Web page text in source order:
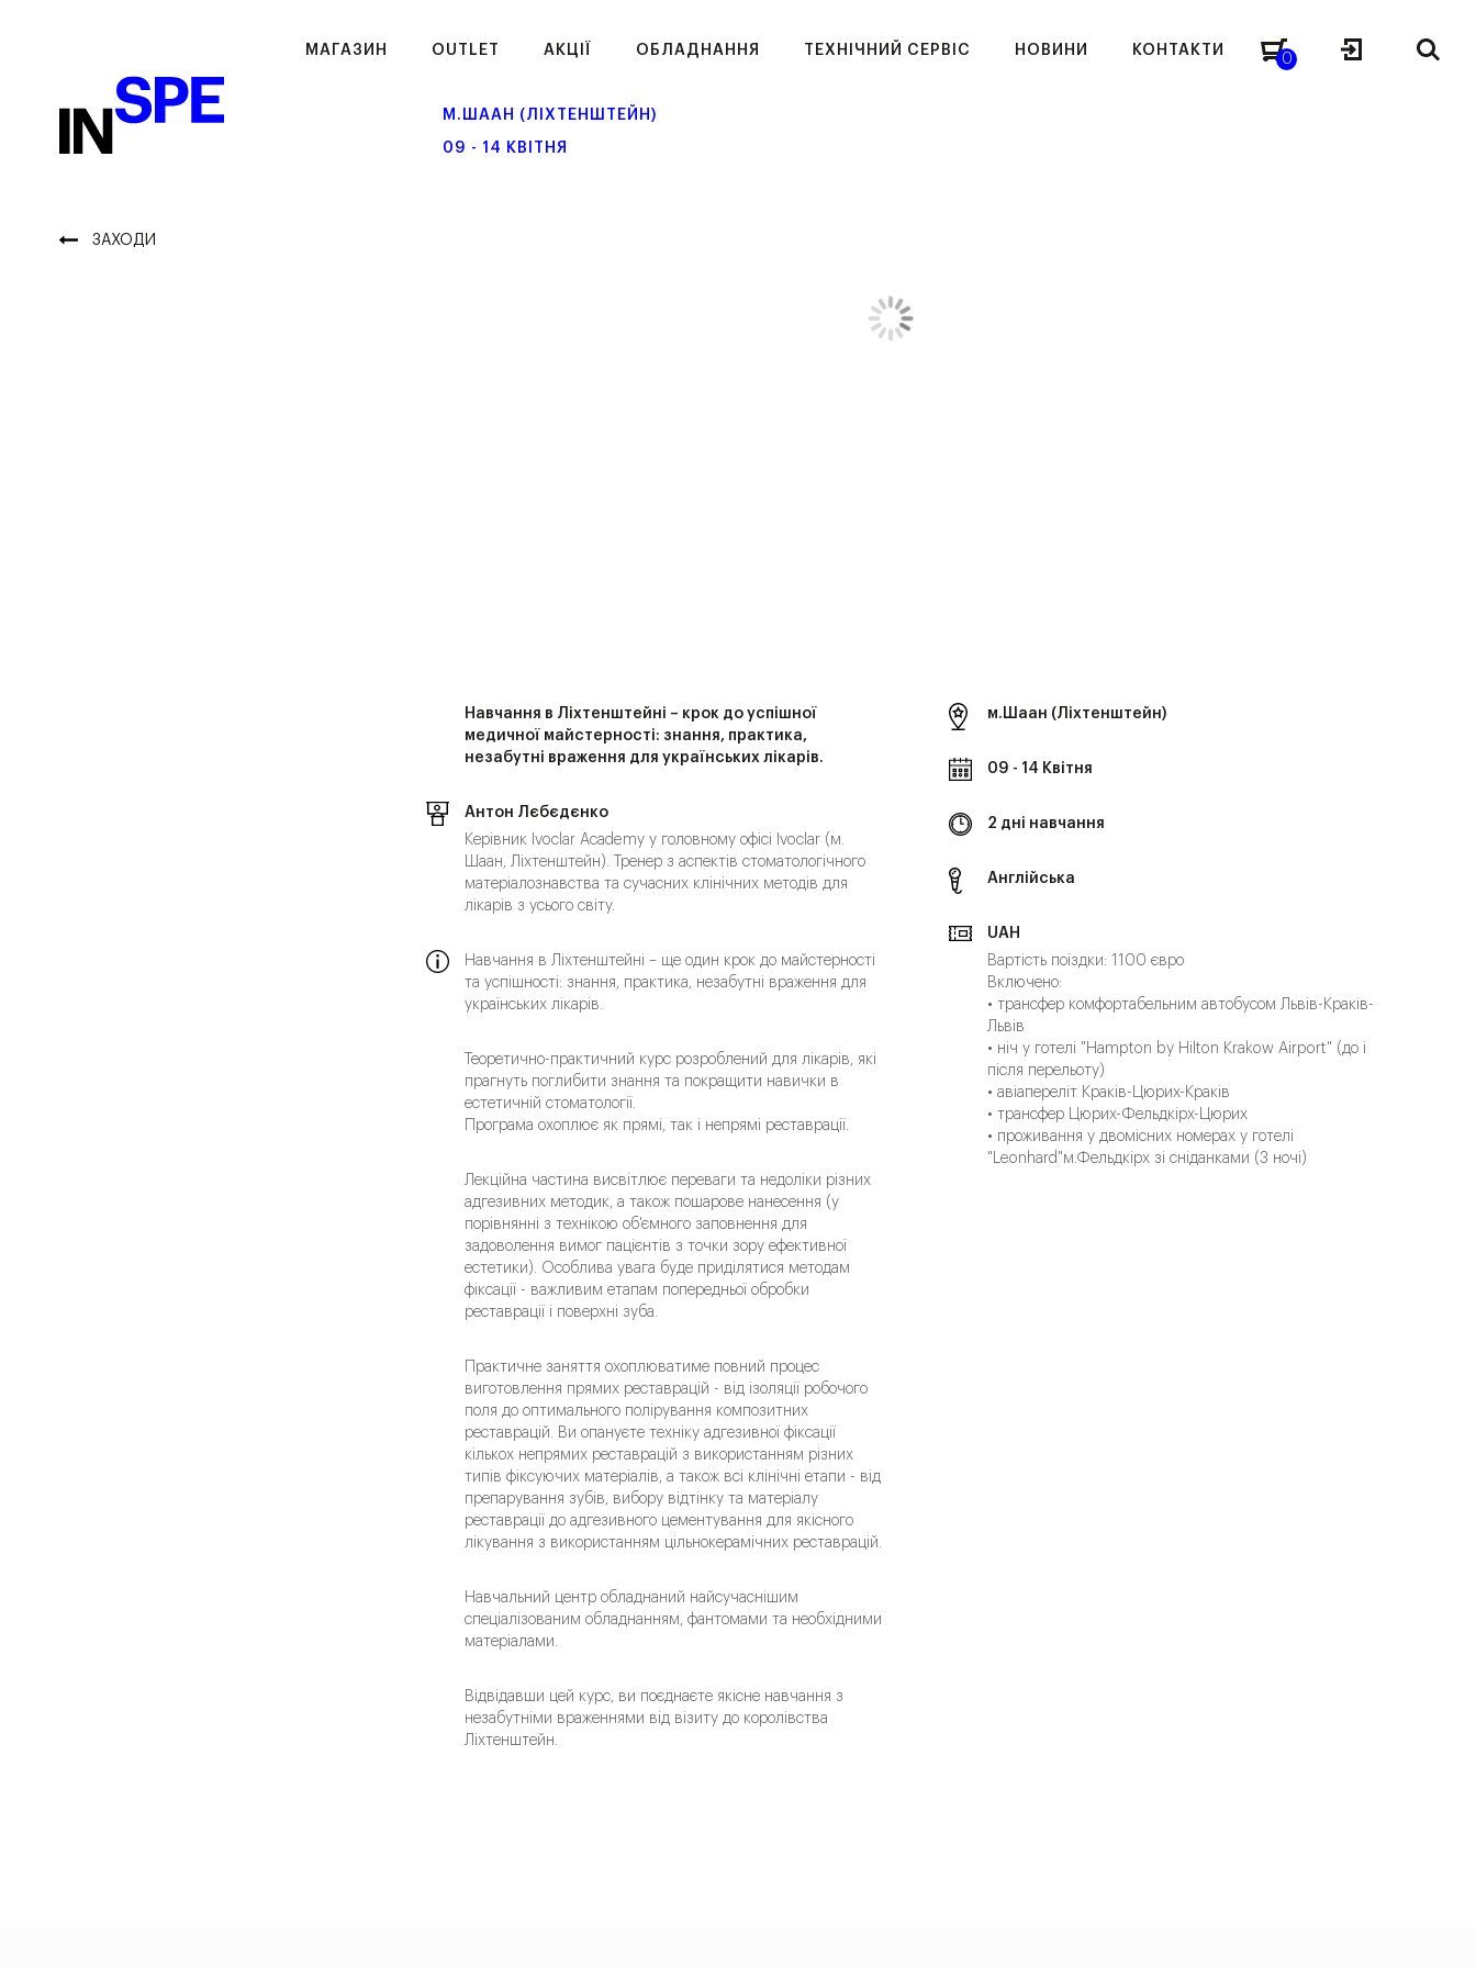
МАГАЗИН OUTLET АКЦІЇ ОБЛАДНАННЯ ТЕХНІЧНИЙ СЕРВІС НОВИНИ КОНТАКТИ
0
ЗАХОДИ
М.ШААН (ЛІХТЕНШТЕЙН)
09 - 14 КВІТНЯ
Навчання в Ліхтенштейні – крок до успішної
медичної майстерності: знання, практика,
незабутні враження для українських лікарів.
Антон Лєбєдєнко
Керівник Ivoclar Academy у головному офісі Ivoclar (м.
Шаан, Ліхтенштейн). Тренер з аспектів стоматологічного
матеріалознавства та сучасних клінічних методів для
лікарів з усього світу.
Навчання в Ліхтенштейні – ще один крок до майстерності
та успішності: знання, практика, незабутні враження для
українських лікарів.
Теоретично-практичний курс розроблений для лікарів, які
прагнуть поглибити знання та покращити навички в
естетичній стоматології.
Програма охоплює як прямі, так і непрямі реставрації.
Лекційна частина висвітлює переваги та недоліки різних
адгезивних методик, а також пошарове нанесення (у
порівнянні з технікою об'ємного заповнення для
задоволення вимог пацієнтів з точки зору ефективної
естетики). Особлива увага буде приділятися методам
фіксації - важливим етапам попередньої обробки
реставрації і поверхні зуба.
Практичне заняття охоплюватиме повний процес
виготовлення прямих реставрацій - від ізоляції робочого
поля до оптимального полірування композитних
реставрацій. Ви опануєте техніку адгезивної фіксації
кількох непрямих реставрацій з використанням різних
типів фіксуючих матеріалів, а також всі клінічні етапи - від
препарування зубів, вибору відтінку та матеріалу
реставрації до адгезивного цементування для якісного
лікування з використанням цільнокерамічних реставрацій.
Навчальний центр обладнаний найсучаснішим
спеціалізованим обладнанням, фантомами та необхідними
матеріалами.
Відвідавши цей курс, ви поєднаєте якісне навчання з
незабутніми враженнями від візиту до королівства
Ліхтенштейн.
м.Шаан (Ліхтенштейн)
09 - 14 Квітня
2 дні навчання
Англійська
UAH
Вартість поїздки: 1100 євро
Включено:
• трансфер комфортабельним автобусом Львів-Краків-
Львів
• ніч у готелі "Hampton by Hilton Krakow Airport" (до і
після перельоту)
• авіапереліт Краків-Цюрих-Краків
• трансфер Цюрих-Фельдкірх-Цюрих
• проживання у двомісних номерах у готелі
"Leonhard"м.Фельдкірх зі сніданками (3 ночі)